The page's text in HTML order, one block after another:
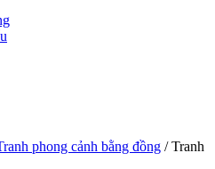
phong cảnh bằng đồng / Tranh